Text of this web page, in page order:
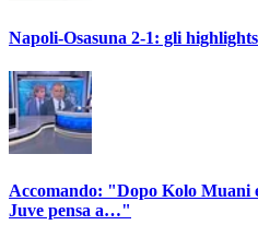
Napoli-Osasuna 2-1: gli
Accomando: "Dopo Kolo Muani
Juve pensa a…"